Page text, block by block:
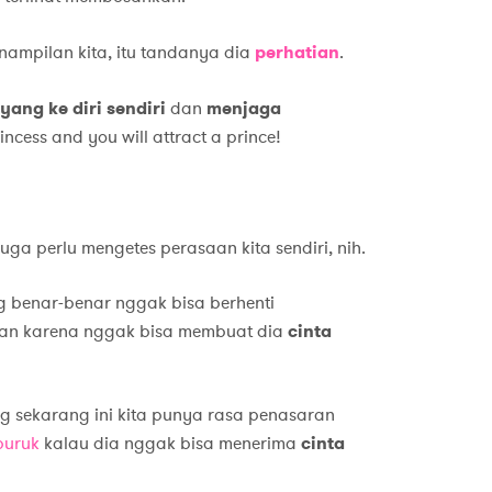
kita, itu tandanya dia perhatian.
ke diri sendiri dan menjaga
and you will attract a prince!
perlu mengetes perasaan kita sendiri, nih.
benar nggak bisa berhenti
karena nggak bisa membuat dia cinta
sekarang ini kita punya rasa penasaran
kalau dia nggak bisa menerima cinta